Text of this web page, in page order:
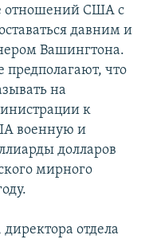
отношений США с
давним и
Вашингтона.
предполагают, что
на
к
военную и
долларов
мирного
директора отдела